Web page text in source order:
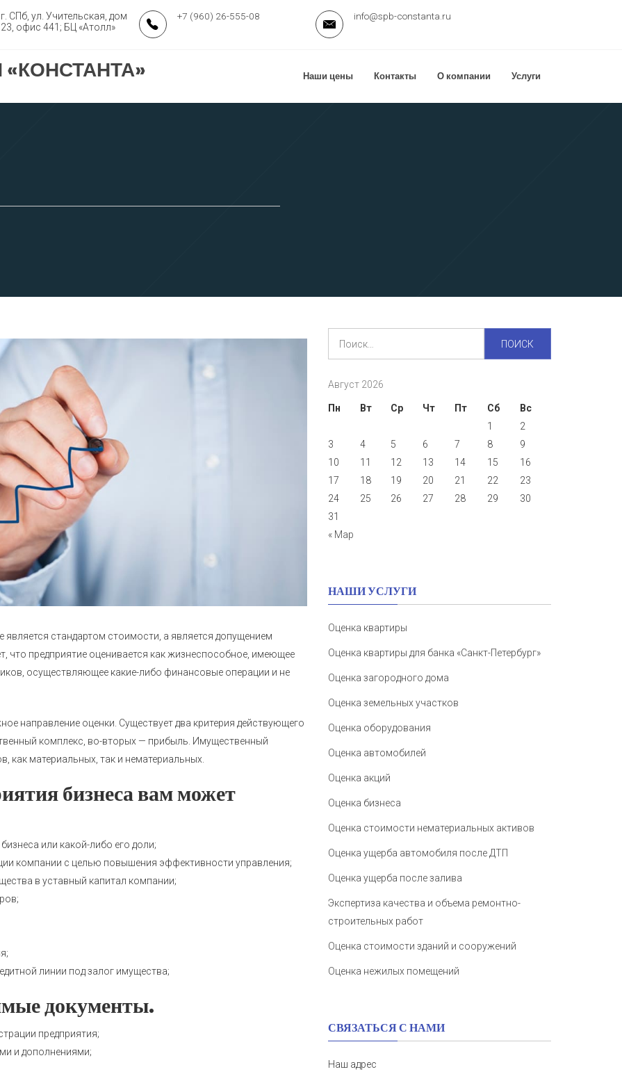
г. СПб, ул. Учительская, дом
23, офис 441; БЦ «Атолл»
+7 (960) 26-555-08 info@spb-constanta.ru
Наши цены Контакты О компании Услуги
является стандартом стоимости, а является допущением
что предприятие оценивается как жизнеспособное, имеющее
осуществляющее какие-либо финансовые операции и не
направление оценки. Существует два критерия действующего
комплекс, во-вторых — прибыль. Имущественный
как материальных, так и нематериальных.
бизнеса вам может
или какой-либо его доли;
компании с целью повышения эффективности управления;
в уставный капитал компании;
линии под залог имущества;
документы.
предприятия;
и дополнениями;
Август 2026
Пн Вт Ср Чт Пт Сб Вс
« Мар
1
2
3
4 5 6 7 8
9
10
11 12 13 14 15
16
17
18 19 20 21 22
23
24
25 26 27 28 29
30
31
НАШИ УСЛУГИ
Оценка квартиры
Оценка квартиры для банка «Санкт-Петербург»
Оценка загородного дома
Оценка земельных участков
Оценка оборудования
Оценка автомобилей
Оценка акций
Оценка бизнеса
Оценка стоимости нематериальных активов
Оценка ущерба автомобиля после ДТП
Оценка ущерба после залива
Экспертиза качества и объема ремонтно-
строительных работ
Оценка стоимости зданий и сооружений
Оценка нежилых помещений
СВЯЗАТЬСЯ С НАМИ
Наш адрес